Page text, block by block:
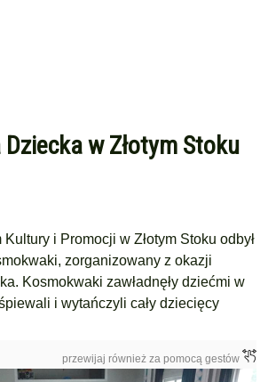
w Złotym Stoku
i Promocji w Złotym Stoku odbył
zorganizowany z okazji
Kosmokwaki zawładnęły dziećmi w
iwytańczyli cały dziecięcy
przewijaj również za pomocą gestów